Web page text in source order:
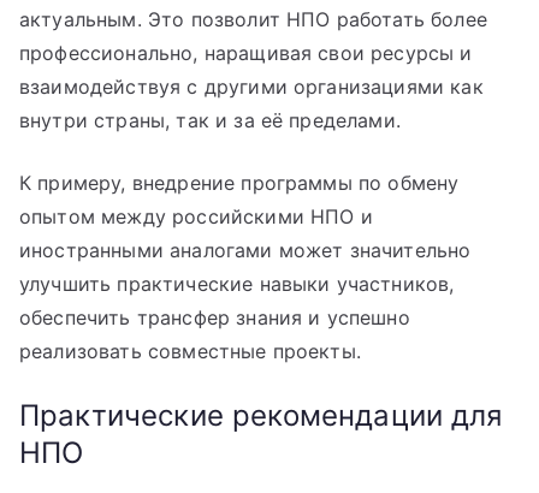
актуальным. Это позволит НПО работать более
профессионально, наращивая свои ресурсы и
взаимодействуя с другими организациями как
внутри страны, так и за её пределами.
К примеру, внедрение программы по обмену
опытом между российскими НПО и
иностранными аналогами может значительно
улучшить практические навыки участников,
обеспечить трансфер знания и успешно
реализовать совместные проекты.
Практические рекомендации для
НПО